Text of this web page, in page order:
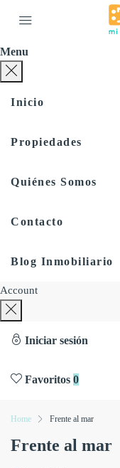
Menu
Inicio
Propiedades
Quiénes Somos
Contacto
Blog Inmobiliario
Account
Iniciar sesión
Favoritos 0
Home Frente al mar
Frente al mar